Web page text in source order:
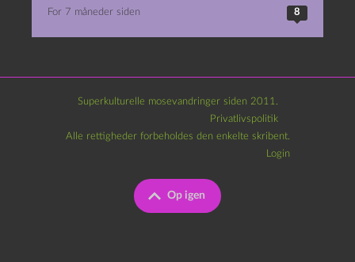
For 7 måneder siden 8
Superkulturelle mosevandringer siden 2011.
Privatlivspolitik
Op igen
Alle rettigheder forbeholdes den enkelte skribent.
Login